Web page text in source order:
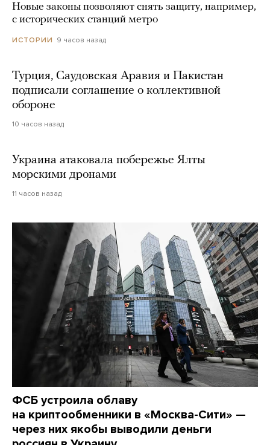
Новые законы позволяют снять защиту, например,
с исторических станций метро
ИСТОРИИ 9 часов назад
Турция, Саудовская Аравия и Пакистан
подписали соглашение о коллективной
обороне
10 часов назад
Украина атаковала побережье Ялты
морскими дронами
11 часов назад
ФСБ устроила облаву
на криптообменники в «Москва-Сити» —
через них якобы выводили деньги